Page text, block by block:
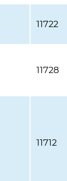
11722
11728
11712